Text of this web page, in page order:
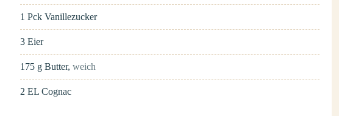
1 Pck Vanillezucker
3 Eier
175 g Butter,weich
2 EL Cognac